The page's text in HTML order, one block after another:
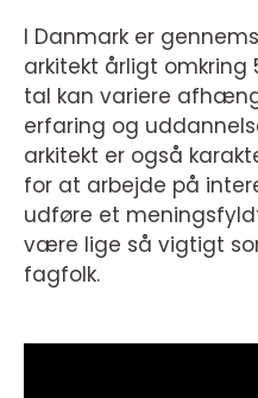
I Danmark er
arkitekt årligt omkring
tal kan variere
erfaring og
arkitekt er også
for at arbejde på
udføre et
være lige så vigtigt
fagfolk.